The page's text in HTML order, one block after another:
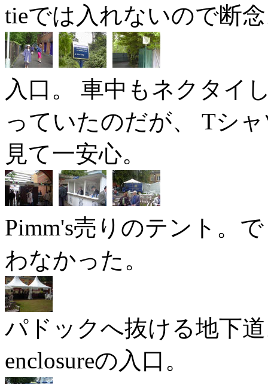
tieでは入れないので断
入口。 車中もネクタイ
っていたのだが、 Tシ
見て一安心。
Pimm's売りのテント。
わなかった。
パドックへ抜ける地下
enclosureの入口。